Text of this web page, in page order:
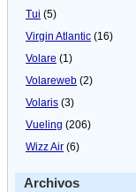
Tui (5)
Virgin Atlantic (16)
Volare (1)
Volareweb (2)
Volaris (3)
Vueling (206)
Wizz Air (6)
Archivos